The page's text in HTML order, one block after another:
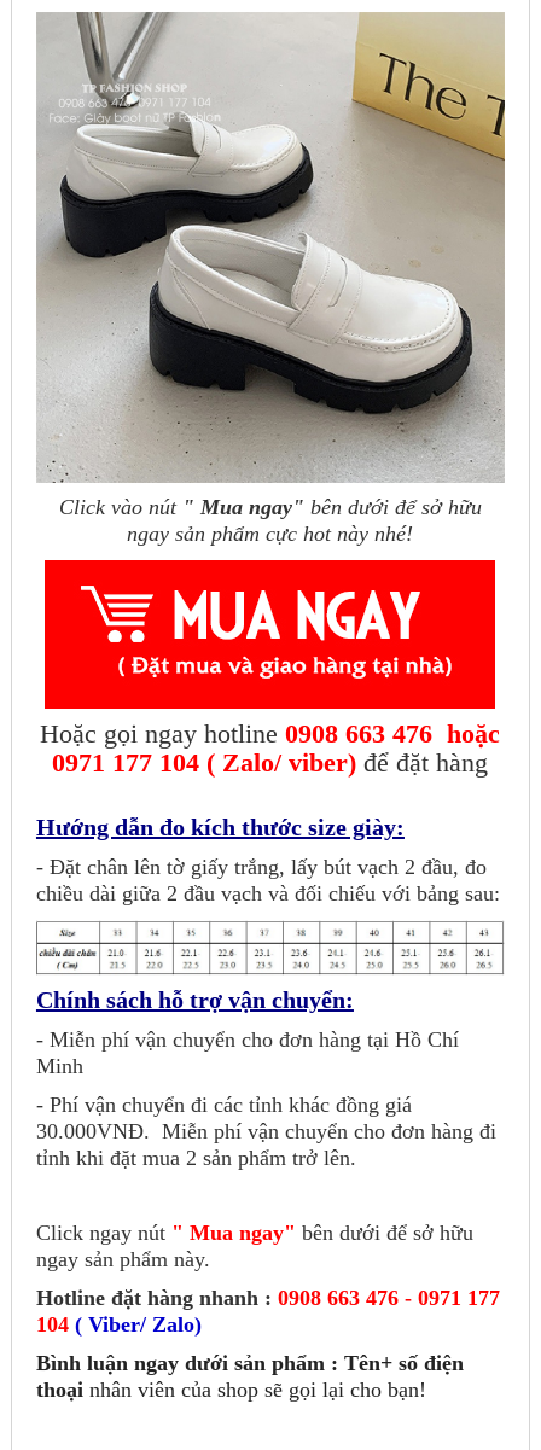
Click vào nút " Mua ngay" bên dưới để sở hữu
ngay sản phẩm cực hot này nhé!
Hoặc gọi ngay hotline0908 663 476 hoặc
0971 177 104 ( Zalo/ viber) để đặt hàng
Hướng dẫn đo kích thước size giày:
- Đặt chân lên tờ giấy trắng, lấy bút vạch 2 đầu, đo
chiều dài giữa 2 đầu vạch và đối chiếu với bảng sau:
Chính sách hỗ trợ vận chuyển:
- Miễn phí vận chuyển cho đơn hàng tại Hồ Chí
Minh
- Phí vận chuyển đi các tỉnh khác đồng giá
30.000VNĐ. Miễn phí vận chuyển cho đơn hàng đi
tỉnh khi đặt mua 2 sản phẩm trở lên.
Click ngay nút" Mua ngay" bên dưới để sở hữu
ngay sản phẩm này.
Hotline đặt hàng nhanh : 0908 663 476 - 0971 177
104( Viber/ Zalo)
Bình luận ngay dưới sản phẩm : Tên+ số điện
thoại nhân viên của shop sẽ gọi lại cho bạn!